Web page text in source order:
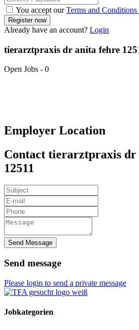
You accept ourTerms and
Already have an account? Login
tierarztpraxis dr anita fehre
Open Jobs - 0
Employer Location
Contact tierarztpraxis dr
12511
Send Message
Send message
Please login to send a private message
Jobkategorien